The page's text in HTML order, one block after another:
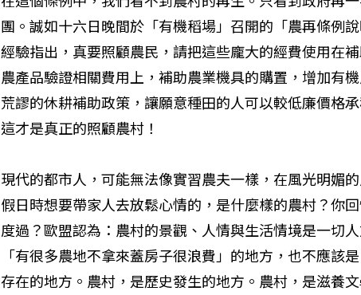
團。誠如十六日晚間於「有機稻場」召開的「農再條例
經驗指出，真要照顧農民，請把這些龐大的經費使用在
農產品驗證相關費用上，補助農業機具的購置，增加有
荒謬的休耕補助政策，讓願意種田的人可以較低廉價格
這才是真正的照顧農村！
現代的都市人，可能無法像實習農夫一樣，在風光明媚
假日時想要帶家人去放鬆心情的，是什麼樣的農村？你
度過？歐盟認為：農村的景觀、人情與生活情境是一切
「有很多農地不拿來蓋房子很浪費」的地方，也不應該
存在的地方。農村，是歷史發生的地方。農村，是滋養